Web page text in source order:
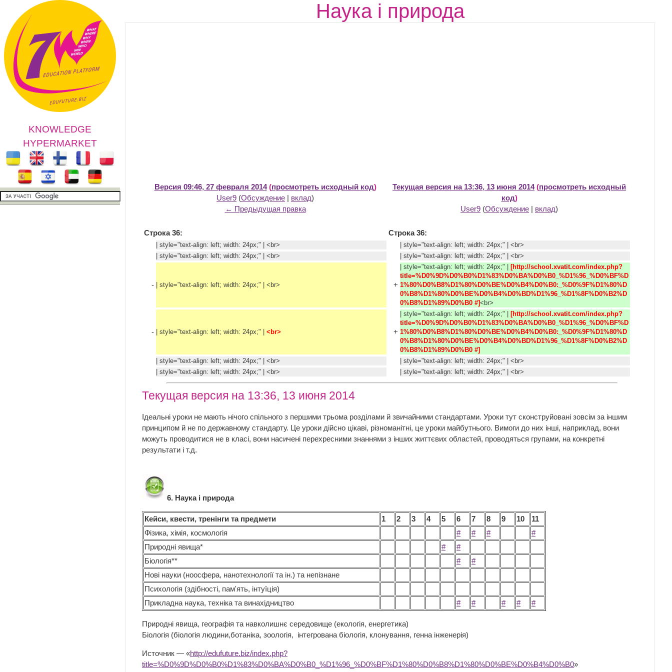
KNOWLEDGE
HYPERMARKET
Наука і природа
Версия 09:46, 27 февраля 2014(просмотреть исходный код)
User9 (Обсуждение | вклад)
← Предыдущая правка
Текущая версия на 13:36, 13 июня 2014(просмотреть исходный
код)
User9 (Обсуждение | вклад)
Строка 36: Строка 36:
| style="text-align: left; width: 24px;" | <br>
| style="text-align: left; width: 24px;" | <br>
| style="text-align: left; width: 24px;" | <br>
| style="text-align: left; width: 24px;" | <br>
- | style="text-align: left; width: 24px;" | <br> +
| style="text-align: left; width: 24px;" |
[http://school.xvatit.com/index.php?
title=%D0%9D%D0%B0%D1%83%D0%BA%D0%B0_%D1%96_%D0%BF%D
1%80%D0%B8%D1%80%D0%BE%D0%B4%D0%B0:_%D0%9F%D1%80%D
0%B8%D1%80%D0%BE%D0%B4%D0%BD%D1%96_%D1%8F%D0%B2%D
0%B8%D1%89%D0%B0 #]<br>
- | style="text-align: left; width: 24px;" | <br> +
| style="text-align: left; width: 24px;" |
[http://school.xvatit.com/index.php?
title=%D0%9D%D0%B0%D1%83%D0%BA%D0%B0_%D1%96_%D0%BF%D
1%80%D0%B8%D1%80%D0%BE%D0%B4%D0%B0:_%D0%9F%D1%80%D
0%B8%D1%80%D0%BE%D0%B4%D0%BD%D1%96_%D1%8F%D0%B2%D
0%B8%D1%89%D0%B0 #]
| style="text-align: left; width: 24px;" | <br>
| style="text-align: left; width: 24px;" | <br>
| style="text-align: left; width: 24px;" | <br>
| style="text-align: left; width: 24px;" | <br>
Текущая версия на 13:36, 13 июня 2014
Ідеальні уроки не мають нічого спільного з першими трьома розділами й звичайними стандартами. Уроки тут сконструйовані зовсім за іншим
принципом й не по державному стандарту. Це уроки дійсно цікаві, різноманітні, це уроки майбутнього. Вимоги до них інші, наприклад, вони
можуть проводитися не в класі, вони насичені перехресними знаннями з інших життєвих областей, проводяться групами, на конкретні
результати і т.д.
6. Наука і природа
Кейси, квести, тренінги та предмети 1 2 3 4 5 6 7 8 9 10
11
Фізика, хімія, космологія
# # #
#
Природні явища*
#
#
Біологія**
#
#
Нові науки (ноосфера, нанотехнології та ін.) та непізнане
Психологія (здібності, пам'ять, інтуїція)
Прикладна наука, техніка та винахідництво
# # # # #
Природні явища, географія та навколишнє середовище (екологія, енергетика)
Біологія (біологія людини,ботаніка, зоологія, інтегрована біологія, клонування, генна інженерія)
Источник — «http://edufuture.biz/index.php?
title=%D0%9D%D0%B0%D1%83%D0%BA%D0%B0_%D1%96_%D0%BF%D1%80%D0%B8%D1%80%D0%BE%D0%B4%D0%B0»